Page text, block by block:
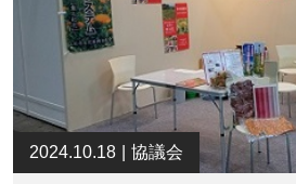
2024.10.18 協議会